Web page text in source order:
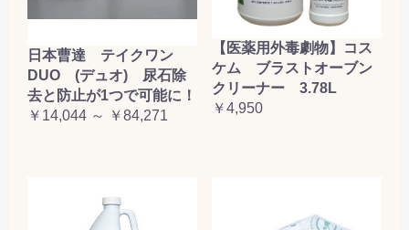
日本曹達 テイクワン
DUO (デュオ) 尿石除
去と防止が1つで可能に！
￥14,044 ～ ￥84,271
【医薬用外毒劇物】コス
ケム ブラストオーブン
クリーナー 3.78L
￥4,950